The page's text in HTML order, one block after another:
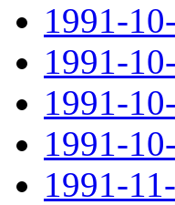
1991-
1991-
1991-
1991-
1991-